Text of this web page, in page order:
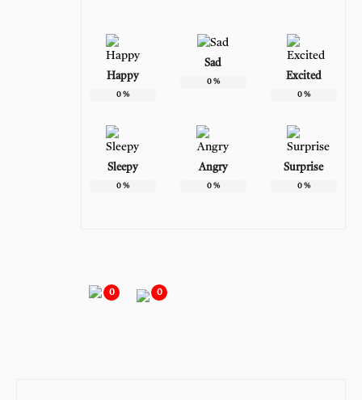
Happy
0%
Sad
0% Excited
0%
Sleepy
0%
Angry
0%
Surprise
0%
0 0